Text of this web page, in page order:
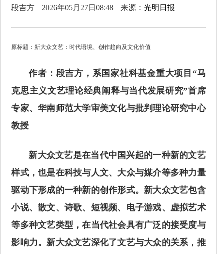
段吉方 2026年05月27日08:48 来源：光明日报
原标题：新大众文艺：时代语境、创作趋向及文化价值
作者：段吉方，系国家社科基金重大项目“马
克思主义文艺理论经典阐释与当代发展研究”首席
专家、华南师范大学审美文化与批判理论研究中心
教授
新大众文艺是在当代中国兴起的一种新的文艺
样式，也是在科技与人文、大众与媒介等多种力量
驱动下形成的一种新的创作形式。新大众文艺包含
小说、散文、诗歌、短视频、电子游戏、虚拟艺术
等多种文艺类型，在当代社会具有广泛的接受度与
影响力。新大众文艺深化了文艺与大众的关系，推